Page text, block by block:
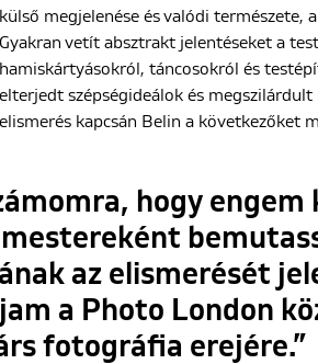
külső megjelenése és valódi természete,
Gyakran vetít absztrakt jelentéseket a
hamiskártyásokról, táncosokról és
elterjedt szépségideálok és
elismerés kapcsán Belin a következőket
hogy engem
az elismerését
a Photo London
fotográfia erejére.”